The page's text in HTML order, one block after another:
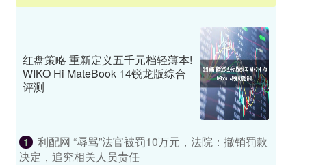
红盘策略 重新定义五千元档轻薄本!
WIKO Hi MateBook 14锐龙版综合
评测
1
利配网 “辱骂”法官被罚10万元，法院：撤销罚款
决定，追究相关人员责任